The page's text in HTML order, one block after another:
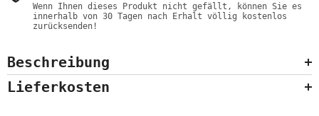
Wenn Ihnen dieses Produkt nicht gefällt, können Sie es
innerhalb von 30 Tagen nach Erhalt völlig kostenlos
zurücksenden!
Beschreibung
Lieferkosten